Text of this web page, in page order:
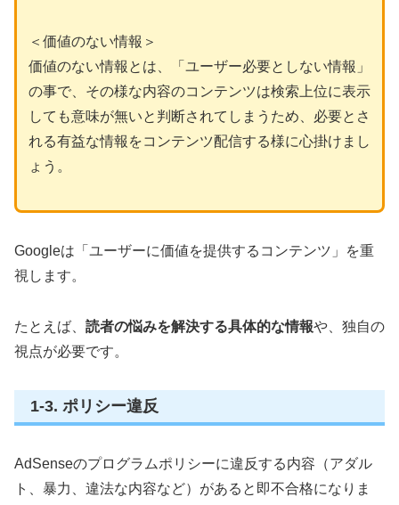
＜価値のない情報＞
価値のない情報とは、「ユーザー必要としない情報」
の事で、その様な内容のコンテンツは検索上位に表示
しても意味が無いと判断されてしまうため、必要とさ
れる有益な情報をコンテンツ配信する様に心掛けまし
ょう。
Googleは「ユーザーに価値を提供するコンテンツ」を重
視します。
たとえば、 読者の悩みを解決する具体的な情報や、独自の
視点が必要です。
1-3. ポリシー違反
AdSenseのプログラムポリシーに違反する内容（アダル
ト、暴力、違法な内容など）があると即不合格になりま